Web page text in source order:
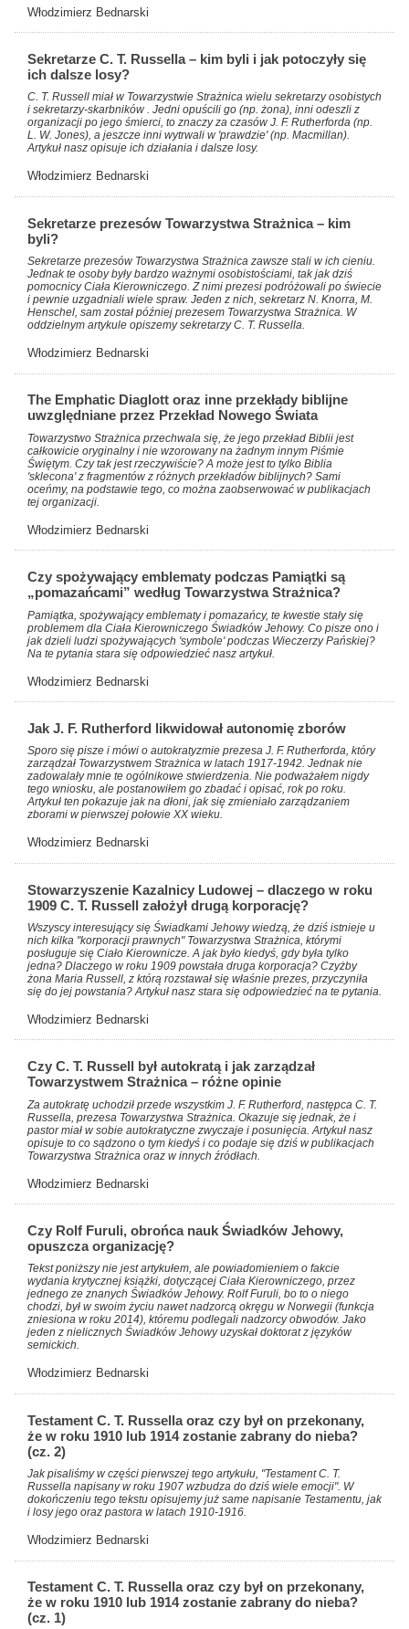
Włodzimierz Bednarski
Sekretarze C. T. Russella – kim byli i jak potoczyły się
ich dalsze losy?
C. T. Russell miał w Towarzystwie Strażnica wielu sekretarzy osobistych
i sekretarzy-skarbników . Jedni opuścili go (np. żona), inni odeszli z
organizacji po jego śmierci, to znaczy za czasów J. F. Rutherforda (np.
L. W. Jones), a jeszcze inni wytrwali w 'prawdzie' (np. Macmillan).
Artykuł nasz opisuje ich działania i dalsze losy.
Włodzimierz Bednarski
Sekretarze prezesów Towarzystwa Strażnica – kim
byli?
Sekretarze prezesów Towarzystwa Strażnica zawsze stali w ich cieniu.
Jednak te osoby były bardzo ważnymi osobistościami, tak jak dziś
pomocnicy Ciała Kierowniczego. Z nimi prezesi podróżowali po świecie
i pewnie uzgadniali wiele spraw. Jeden z nich, sekretarz N. Knorra, M.
Henschel, sam został później prezesem Towarzystwa Strażnica. W
oddzielnym artykule opiszemy sekretarzy C. T. Russella.
Włodzimierz Bednarski
The Emphatic Diaglott oraz inne przekłady biblijne
uwzględniane przez Przekład Nowego Świata
Towarzystwo Strażnica przechwala się, że jego przekład Biblii jest
całkowicie oryginalny i nie wzorowany na żadnym innym Piśmie
Świętym. Czy tak jest rzeczywiście? A może jest to tylko Biblia
'sklecona' z fragmentów z różnych przekładów biblijnych? Sami
oceńmy, na podstawie tego, co można zaobserwować w publikacjach
tej organizacji.
Włodzimierz Bednarski
Czy spożywający emblematy podczas Pamiątki są
„pomazańcami” według Towarzystwa Strażnica?
Pamiątka, spożywający emblematy i pomazańcy, te kwestie stały się
problemem dla Ciała Kierowniczego Świadków Jehowy. Co pisze ono i
jak dzieli ludzi spożywających 'symbole' podczas Wieczerzy Pańskiej?
Na te pytania stara się odpowiedzieć nasz artykuł.
Włodzimierz Bednarski
Jak J. F. Rutherford likwidował autonomię zborów
Sporo się pisze i mówi o autokratyzmie prezesa J. F. Rutherforda, który
zarządzał Towarzystwem Strażnica w latach 1917-1942. Jednak nie
zadowalały mnie te ogólnikowe stwierdzenia. Nie podważałem nigdy
tego wniosku, ale postanowiłem go zbadać i opisać, rok po roku.
Artykuł ten pokazuje jak na dłoni, jak się zmieniało zarządzaniem
zborami w pierwszej połowie XX wieku.
Włodzimierz Bednarski
Stowarzyszenie Kazalnicy Ludowej – dlaczego w roku
1909 C. T. Russell założył drugą korporację?
Wszyscy interesujący się Świadkami Jehowy wiedzą, że dziś istnieje u
nich kilka "korporacji prawnych" Towarzystwa Strażnica, którymi
posługuje się Ciało Kierownicze. A jak było kiedyś, gdy była tylko
jedna? Dlaczego w roku 1909 powstała druga korporacja? Czyżby
żona Maria Russell, z którą rozstawał się właśnie prezes, przyczyniła
się do jej powstania? Artykuł nasz stara się odpowiedzieć na te pytania.
Włodzimierz Bednarski
Czy C. T. Russell był autokratą i jak zarządzał
Towarzystwem Strażnica – różne opinie
Za autokratę uchodził przede wszystkim J. F. Rutherford, następca C. T.
Russella, prezesa Towarzystwa Strażnica. Okazuje się jednak, że i
pastor miał w sobie autokratyczne zwyczaje i posunięcia. Artykuł nasz
opisuje to co sądzono o tym kiedyś i co podaje się dziś w publikacjach
Towarzystwa Strażnica oraz w innych źródłach.
Włodzimierz Bednarski
Czy Rolf Furuli, obrońca nauk Świadków Jehowy,
opuszcza organizację?
Tekst poniższy nie jest artykułem, ale powiadomieniem o fakcie
wydania krytycznej książki, dotyczącej Ciała Kierowniczego, przez
jednego ze znanych Świadków Jehowy. Rolf Furuli, bo to o niego
chodzi, był w swoim życiu nawet nadzorcą okręgu w Norwegii (funkcja
zniesiona w roku 2014), któremu podlegali nadzorcy obwodów. Jako
jeden z nielicznych Świadków Jehowy uzyskał doktorat z języków
semickich.
Włodzimierz Bednarski
Testament C. T. Russella oraz czy był on przekonany,
że w roku 1910 lub 1914 zostanie zabrany do nieba?
(cz. 2)
Jak pisaliśmy w części pierwszej tego artykułu, "Testament C. T.
Russella napisany w roku 1907 wzbudza do dziś wiele emocji". W
dokończeniu tego tekstu opisujemy już same napisanie Testamentu, jak
i losy jego oraz pastora w latach 1910-1916.
Włodzimierz Bednarski
Testament C. T. Russella oraz czy był on przekonany,
że w roku 1910 lub 1914 zostanie zabrany do nieba?
(cz. 1)